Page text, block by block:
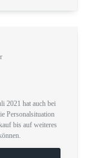
2021 hat auch bei
Personalsituation
bis auf weiteres